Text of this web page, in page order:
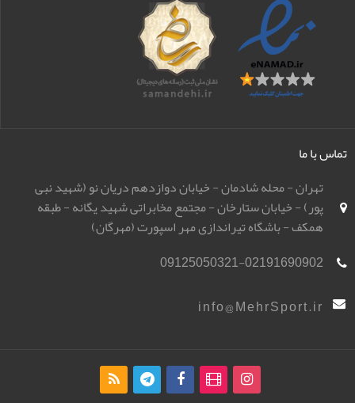
تماس با ما
تهران - محله شادمان - خیابان دوازدهم دریان نو (شهید نبی
پور) - خیابان ستارخان - مجتمع مخابراتی شهید یگانه - طبقه
همکف - باشگاه تیراندازی مهر اسپورت (مهرگان)
09125050321-02191690902
info@MehrSport.ir